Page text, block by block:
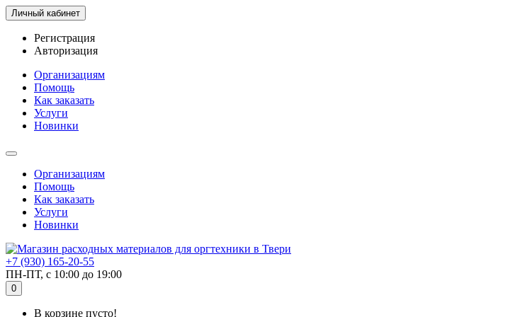
Личный кабинет
Регистрация
Авторизация
Организациям
Помощь
Как заказать
Услуги
Новинки
Организациям
Помощь
Как заказать
Услуги
Новинки
+7 (930) 165-20-55
ПН-ПТ, с 10:00 до 19:00
0
В корзине пусто!